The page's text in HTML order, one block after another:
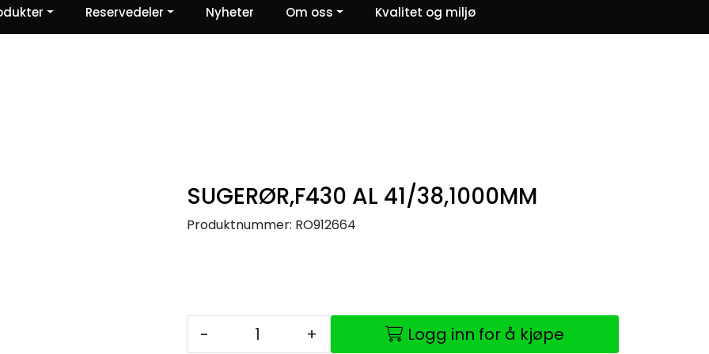
Ris og ros Om oss
Reservedeler Nyheter Om oss Kvalitet og miljø
SUGERØR,F430 AL 41/38,1000MM
Produktnummer: RO912664
- + Logg inn for å kjøpe